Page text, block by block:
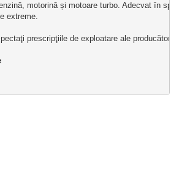
motorină și motoare turbo. Adecvat în
extreme.
prescripţiile de exploatare ale